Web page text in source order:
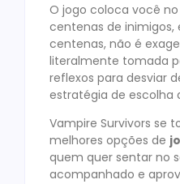
O jogo coloca você
centenas de inimigos,
centenas, não é
literalmente tomada
reflexos para desviar
estratégia de escolha
Vampire Survivors se
melhores opções de
quem quer sentar no
acompanhado e